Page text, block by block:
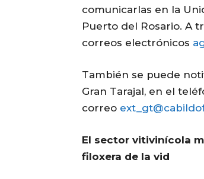
comunicarlas en la
Puerto del Rosario. A
correos electrónicos
También se puede
Gran Tarajal, en el
correo
El sector vitivinícola
filoxera de la vid